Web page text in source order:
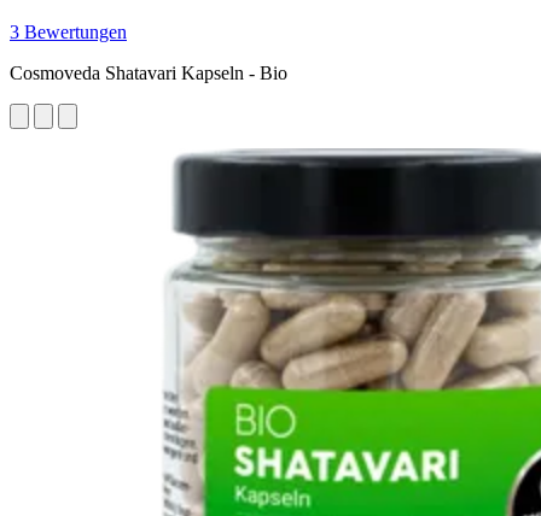
3 Bewertungen
Cosmoveda Shatavari Kapseln - Bio